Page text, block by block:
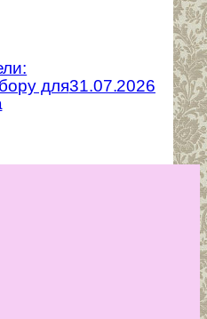
для31.07.2026